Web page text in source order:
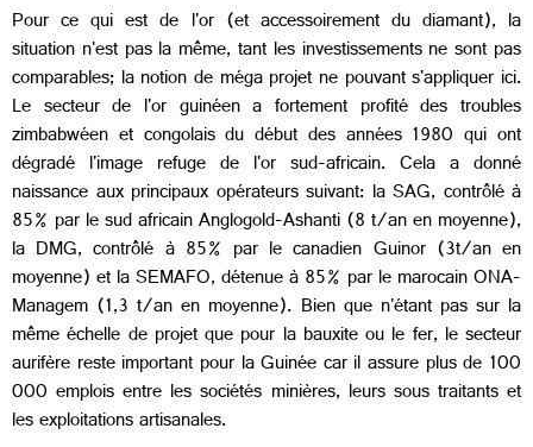
Pour ce qui est de l'or (et accessoirement du diamant), la
situation n'est pas la même, tant les investissements ne sont pas
comparables; la notion de méga projet ne pouvant s'appliquer ici.
Le secteur de l'or guinéen a fortement profité des troubles
zimbabwéen et congolais du début des années 1980 qui ont
dégradé l'image refuge de l'or sud-africain. Cela a donné
naissance aux principaux opérateurs suivant: la SAG, contrôlé à
85% par le sud africain Anglogold-Ashanti (8 t/an en moyenne),
la DMG, contrôlé à 85% par le canadien Guinor (3t/an en
moyenne) et la SEMAFO, détenue à 85% par le marocain ONA-
Managem (1,3 t/an en moyenne). Bien que n'étant pas sur la
même échelle de projet que pour la bauxite ou le fer, le secteur
aurifère reste important pour la Guinée car il assure plus de 100
000 emplois entre les sociétés minières, leurs sous traitants et
les exploitations artisanales.